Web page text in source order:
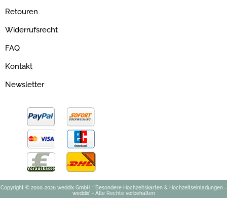
Retouren
Widerrufsrecht
FAQ
Kontakt
Newsletter
Copyright © 2000-2026 weddix GmbH : 'Besondere Hochzeitskarten & Hochzeitseinladungen -
weddix' - Alle Rechte vorbehalten